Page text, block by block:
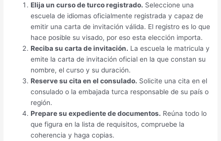
Elija un curso de turco registrado. Seleccione una
escuela de idiomas oficialmente registrada y capaz de
emitir una carta de invitación válida. El registro es lo que
hace posible su visado, por eso esta elección importa.
Reciba su carta de invitación. La escuela le matricula y
emite la carta de invitación oficial en la que constan su
nombre, el curso y su duración.
Reserve su cita en el consulado. Solicite una cita en el
consulado o la embajada turca responsable de su país o
región.
Prepare su expediente de documentos. Reúna todo lo
que figura en la lista de requisitos, compruebe la
coherencia y haga copias.